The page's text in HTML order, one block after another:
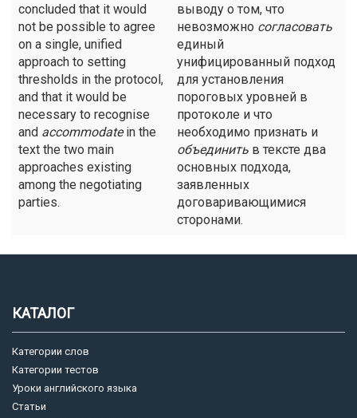
concluded that it would
not be possible to agree
on a single, unified
approach to setting
thresholds in the protocol,
and that it would be
necessary to recognise
and accommodatein the
text the two main
approaches existing
among the negotiating
parties.
выводу о том, что
невозможно согласовать
единый
унифицированный подход
для установления
пороговых уровней в
протоколе и что
необходимо признать и
объединить в тексте два
основных подхода,
заявленных
договаривающимися
сторонами.
КАТАЛОГ
Категории слов
Категории тестов
Уроки английского языка
Статьи